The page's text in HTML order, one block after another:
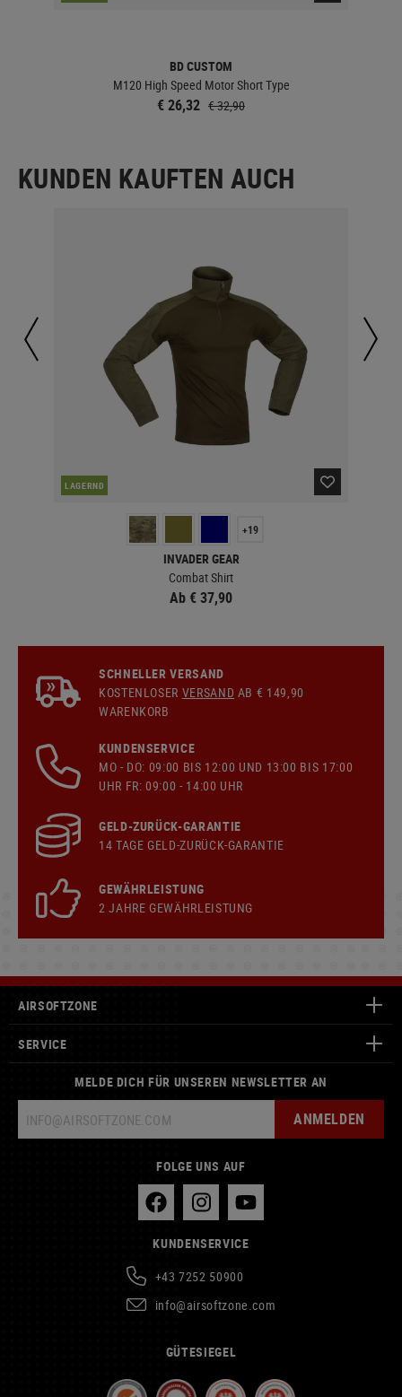
BD CUSTOM
M120 High Speed Motor Short Type
€ 26,32 € 32,90
KUNDEN KAUFTEN AUCH
LAGERND
+19
INVADER GEAR
Combat Shirt
Ab € 37,90
SCHNELLER VERSAND
KOSTENLOSER VERSAND AB € 149,90
WARENKORB
KUNDENSERVICE
MO - DO: 09:00 BIS 12:00 UND 13:00 BIS 17:00
UHR FR: 09:00 - 14:00 UHR
GELD-ZURÜCK-GARANTIE
14 TAGE GELD-ZURÜCK-GARANTIE
GEWÄHRLEISTUNG
2 JAHRE GEWÄHRLEISTUNG
AIRSOFTZONE
SERVICE
MELDE DICH FÜR UNSEREN NEWSLETTER AN
ANMELDEN
FOLGE UNS AUF
KUNDENSERVICE
+43 7252 50900
info@airsoftzone.com
GÜTESIEGEL